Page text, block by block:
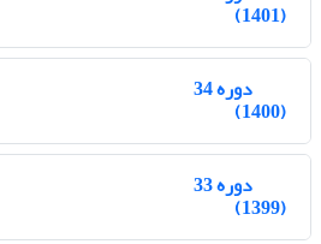
(1401)
دوره 34
(1400)
دوره 33
(1399)